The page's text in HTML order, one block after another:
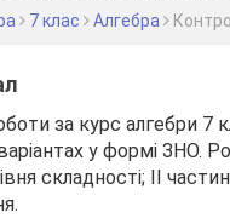
7 клас Алгебра
за курс алгебри 7
у формі ЗНО.
складності; ІІ